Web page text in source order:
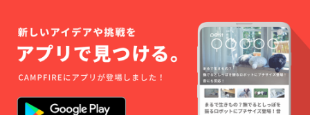
証の有
無（有
であれ
ば保証
期間
有 一
か月 ※